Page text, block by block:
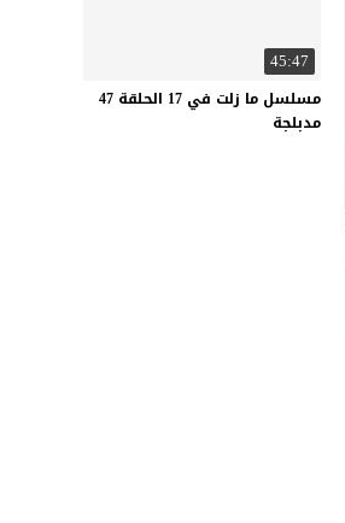
45:47
مسلسل ما زلت في 17 الحلقة 47
مدبلجة